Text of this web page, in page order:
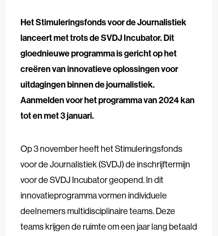
Het Stimuleringsfonds voor de Journalistiek
lanceert met trots de SVDJ Incubator. Dit
gloednieuwe programma is gericht op het
creëren van innovatieve oplossingen voor
uitdagingen binnen de journalistiek.
Aanmelden voor het programma van 2024 kan
tot en met 3 januari.
Op 3 november heeft het Stimuleringsfonds
voor de Journalistiek (SVDJ) de inschrijftermijn
voor de SVDJ Incubator geopend. In dit
innovatieprogramma vormen individuele
deelnemers multidisciplinaire teams. Deze
teams krijgen de ruimte om een jaar lang betaald